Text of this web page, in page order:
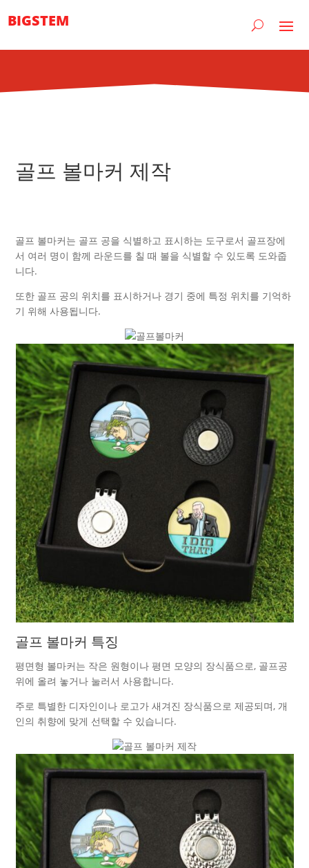
BIGSTEM
골프 볼마커 제작
골프 볼마커는 골프 공을 식별하고 표시하는 도구로서 골프장에
서 여러 명이 함께 라운드를 칠 때 볼을 식별할 수 있도록 도와줍
니다.
또한 골프 공의 위치를 표시하거나 경기 중에 특정 위치를 기억하
기 위해 사용됩니다.
골프 볼마커 특징
평면형 볼마커는 작은 원형이나 평면 모양의 장식품으로, 골프공
위에 올려 놓거나 눌러서 사용합니다.
주로 특별한 디자인이나 로고가 새겨진 장식품으로 제공되며, 개
인의 취향에 맞게 선택할 수 있습니다.